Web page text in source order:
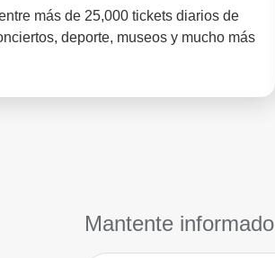
más de 25,000 tickets diarios de
deporte, museos y mucho más
Mantente informado